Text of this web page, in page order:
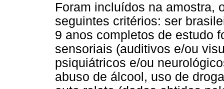
Foram incluídos na amostra,
seguintes critérios: ser
9 anos completos de estudo
sensoriais (auditivos e/ou
psiquiátricos e/ou
abuso de álcool, uso de